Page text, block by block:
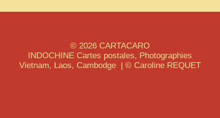
© 2026 CARTACARO
INDOCHINE Cartes postales, Photographies
Vietnam, Laos, Cambodge | © Caroline REQUET